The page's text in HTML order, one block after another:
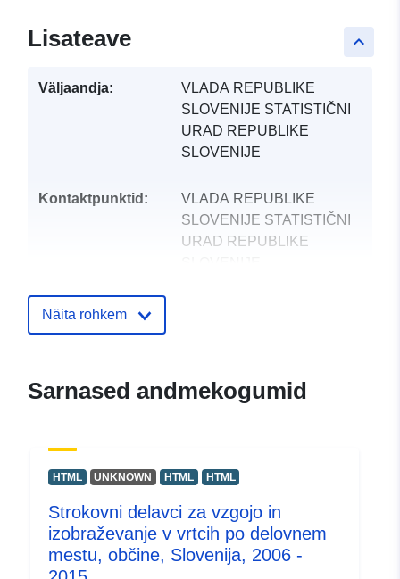
keyboard_arrow_up
Lisateave
Väljaandja:
VLADA REPUBLIKE
SLOVENIJE STATISTIČNI
URAD REPUBLIKE
SLOVENIJE
Kontaktpunktid:
VLADA REPUBLIKE
SLOVENIJE STATISTIČNI
URAD REPUBLIKE
Ajakohastatud veebisaidil
uriRef: http://data.europa.eu/88u/dataset/
Näita rohkem
Sarnased andmekogumid
HTML UNKNOWN HTML HTML
Strokovni delavci za vzgojo in
izobraževanje v vrtcih po delovnem
mestu, občine, Slovenija, 2006 -